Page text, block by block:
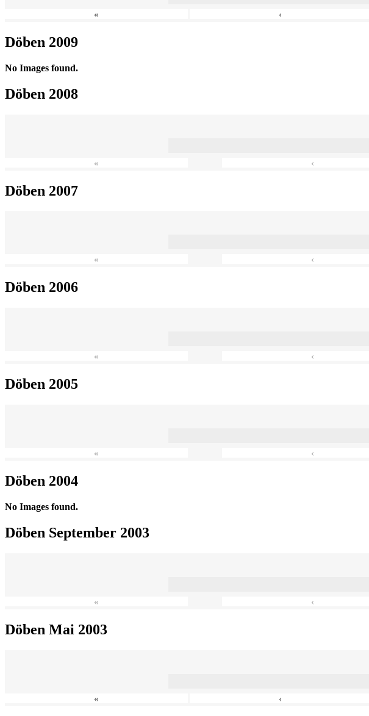
« ‹
Döben 2009
No Images found.
Döben 2008
« ‹
Döben 2007
« ‹
Döben 2006
« ‹
Döben 2005
« ‹
Döben 2004
No Images found.
Döben September 2003
« ‹
Döben Mai 2003
« ‹